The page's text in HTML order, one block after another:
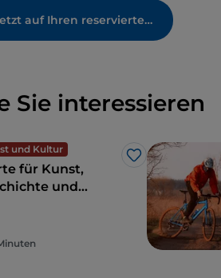
Greifen Sie jetzt auf Ihren reservierten Bereich zu
Sie interessieren
und Kultur
Like
für Kunst,
und